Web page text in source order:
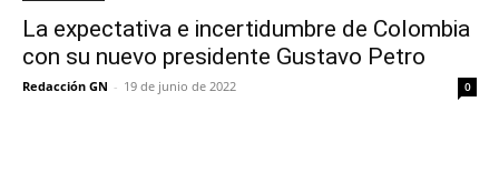
La expectativa e incertidumbre de Colombia
con su nuevo presidente Gustavo Petro
Redacción GN - 19 de junio de 2022 0